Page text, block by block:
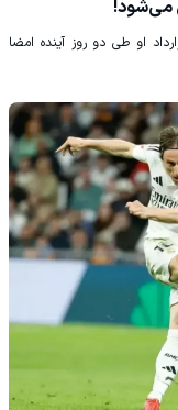
می‌شود!
او طی دو روز آینده امضا